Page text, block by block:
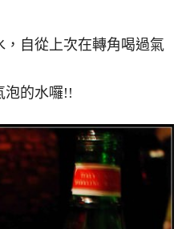
自從上次在轉角喝過氣
泡的水囉!!